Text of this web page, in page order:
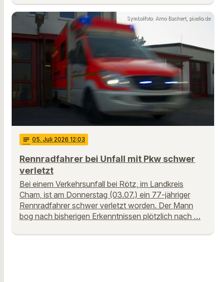
Symbolfoto: Arno Bachert, pixelio.de
notes 05. Juli 2026 12:03
Rennradfahrer bei Unfall mit Pkw schwer
verletzt
Bei einem Verkehrsunfall bei Rötz, im Landkreis
Cham, ist am Donnerstag (03.07.) ein 77-jähriger
Rennradfahrer schwer verletzt worden. Der Mann
bog nach bisherigen Erkenntnissen plötzlich nach …